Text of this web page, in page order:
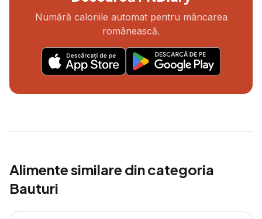
Numără caloriile automat pentru mâncarea
românească.
Alimente similare din categoria
Bauturi